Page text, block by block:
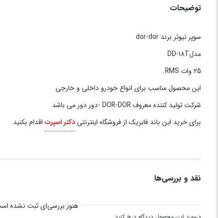
توضیحات
سوپر تیوتر برند dor-dor
مدلDD-18T
25 وات RMS
این محصول مناسب برای انواع خودرو داخلی و خارجی
شرکت تولید کننده معروف DOR-DOR -دور دور می باشد
برای خرید این باند فابریک از فروشگاه اینترنتی دکتر اسپرت اقدام بکنید.
نقد و بررسی‌ها
هنوز بررسی‌ای ثبت نشده